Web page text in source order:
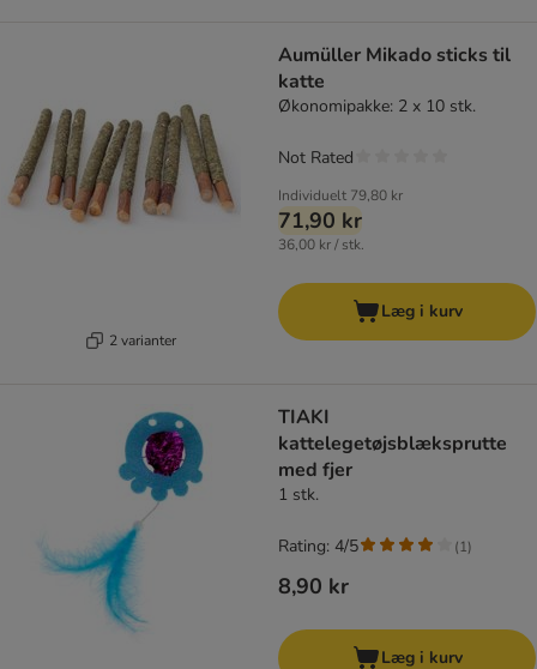
2 varianter
Aumüller Mikado sticks til
katte
Økonomipakke: 2 x 10 stk.
Individuelt 79,80 kr
71,90 kr
36,00 kr / stk.
Not Rated
Læg i kurv
TIAKI
kattelegetøjsblæksprutte
med fjer
1 stk.
8,90 kr
Rating: 4/5 (1)
Læg i kurv